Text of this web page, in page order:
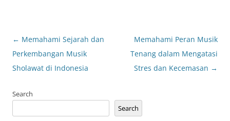
Post
navigation
← Memahami Sejarah dan
Perkembangan Musik
Sholawat di Indonesia
Memahami Peran Musik
Tenang dalam Mengatasi
Stres dan Kecemasan →
Search
Search